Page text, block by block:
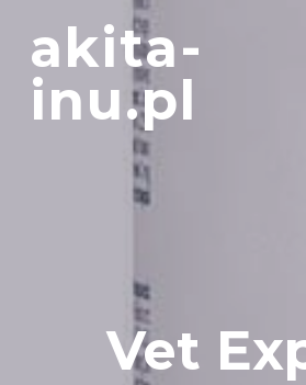
contentakita-
inu.pl
Vet